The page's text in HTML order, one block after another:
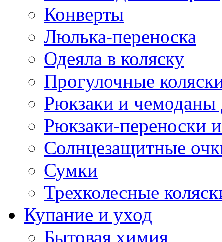
Конверты
Люлька-переноска
Одеяла в коляску
Прогулочные
Рюкзаки и чемоданы
Рюкзаки-переноски
Солнцезащитные
Сумки
Трехколесные
Купание и уход
Бытовая химия